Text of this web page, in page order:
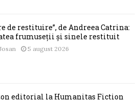
de restituire”, de Andreea Catrina:
frumuseții și sinele restituit
5 august 2026
editorial la Humanitas Fiction